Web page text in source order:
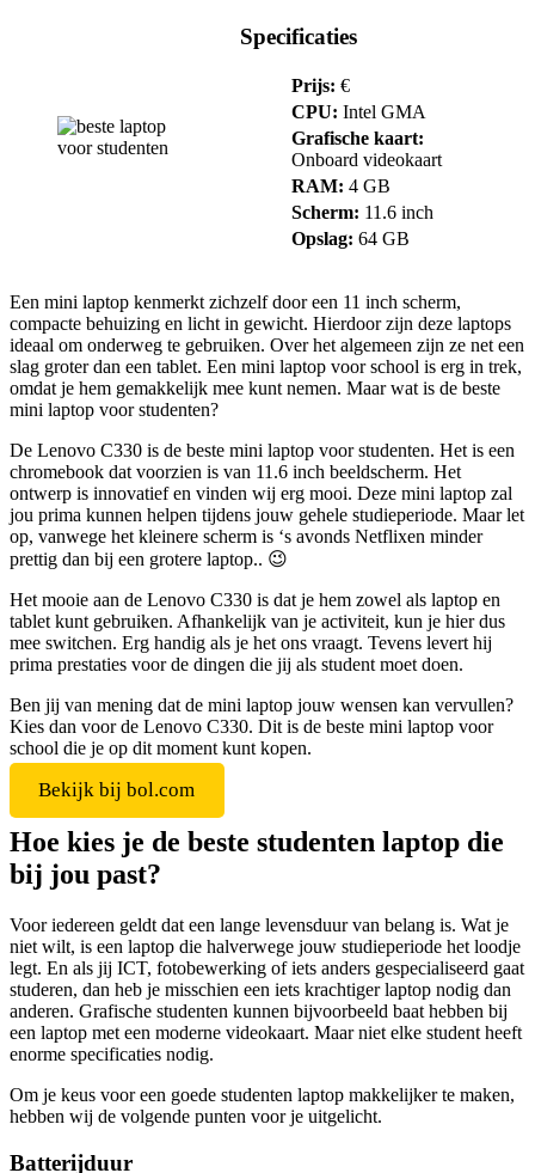
Specificaties
Prijs:€
CPU: Intel GMA
Grafische kaart:
Onboard videokaart
RAM:4 GB
Scherm: 11.6 inch
Opslag: 64 GB
Een mini laptop kenmerkt zichzelf door een 11 inch scherm,
compacte behuizing en licht in gewicht. Hierdoor zijn deze laptops
ideaal om onderweg te gebruiken. Over het algemeen zijn ze net een
slag groter dan een tablet. Een mini laptop voor school is erg in trek,
omdat je hem gemakkelijk mee kunt nemen. Maar wat is de beste
mini laptop voor studenten?
De Lenovo C330 is de beste mini laptop voor studenten. Het is een
chromebook dat voorzien is van 11.6 inch beeldscherm. Het
ontwerp is innovatief en vinden wij erg mooi. Deze mini laptop zal
jou prima kunnen helpen tijdens jouw gehele studieperiode. Maar let
op, vanwege het kleinere scherm is ‘s avonds Netflixen minder
prettig dan bij een grotere laptop.. 😉
Het mooie aan de Lenovo C330 is dat je hem zowel als laptop en
tablet kunt gebruiken. Afhankelijk van je activiteit, kun je hier dus
mee switchen. Erg handig als je het ons vraagt. Tevens levert hij
prima prestaties voor de dingen die jij als student moet doen.
Ben jij van mening dat de mini laptop jouw wensen kan vervullen?
Kies dan voor de Lenovo C330. Dit is de beste mini laptop voor
school die je op dit moment kunt kopen.
Bekijk bij bol.com
Hoe kies je de beste studenten laptop die
bij jou past?
Voor iedereen geldt dat een lange levensduur van belang is. Wat je
niet wilt, is een laptop die halverwege jouw studieperiode het loodje
legt. En als jij ICT, fotobewerking of iets anders gespecialiseerd gaat
studeren, dan heb je misschien een iets krachtiger laptop nodig dan
anderen. Grafische studenten kunnen bijvoorbeeld baat hebben bij
een laptop met een moderne videokaart. Maar niet elke student heeft
enorme specificaties nodig.
Om je keus voor een goede studenten laptop makkelijker te maken,
hebben wij de volgende punten voor je uitgelicht.
Batterijduur